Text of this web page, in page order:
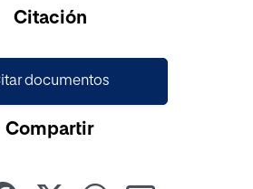
Citación
documentos
Compartir